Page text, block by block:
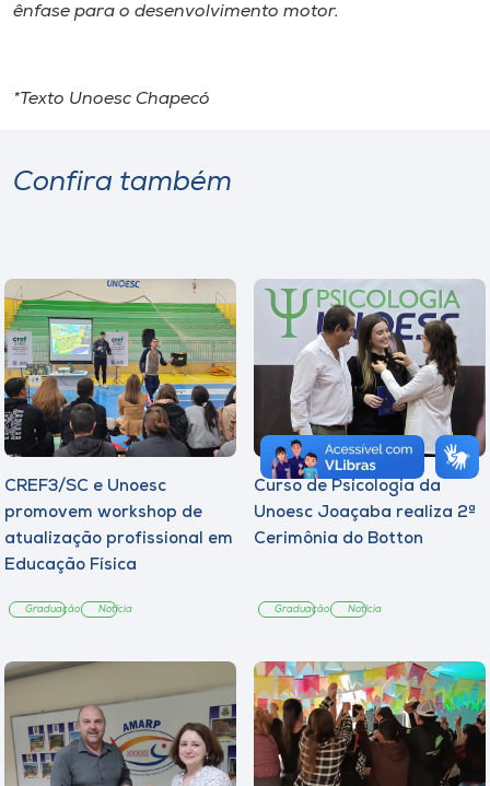
ênfase para o desenvolvimento motor.
*Texto Unoesc Chapecó
Confira também
CREF3/SC e Unoesc
promovem workshop de
atualização profissional em
Educação Física
Graduação Notícia
Curso de Psicologia da
Unoesc Joaçaba realiza 2ª
Cerimônia do Botton
Graduação Notícia